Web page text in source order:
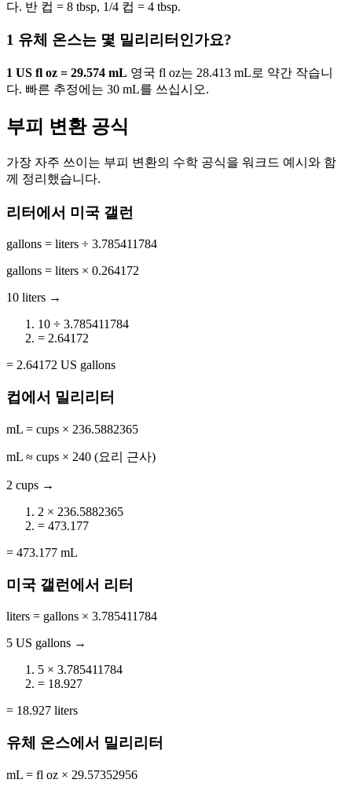
다. 반 컵 = 8 tbsp, 1/4 컵 = 4 tbsp.
1 유체 온스는 몇 밀리리터인가요?
1 US fl oz = 29.574 mL 영국 fl oz는 28.413 mL로 약간 작습니
다. 빠른 추정에는 30 mL를 쓰십시오.
부피 변환 공식
가장 자주 쓰이는 부피 변환의 수학 공식을 워크드 예시와 함
께 정리했습니다.
리터에서 미국 갤런
gallons = liters ÷ 3.785411784
gallons = liters × 0.264172
10 liters →
10 ÷ 3.785411784
= 2.64172
= 2.64172 US gallons
컵에서 밀리리터
mL = cups × 236.5882365
mL ≈ cups × 240 (요리 근사)
2 cups →
2 × 236.5882365
= 473.177
= 473.177 mL
미국 갤런에서 리터
liters = gallons × 3.785411784
5 US gallons →
5 × 3.785411784
= 18.927
= 18.927 liters
유체 온스에서 밀리리터
mL = fl oz × 29.57352956